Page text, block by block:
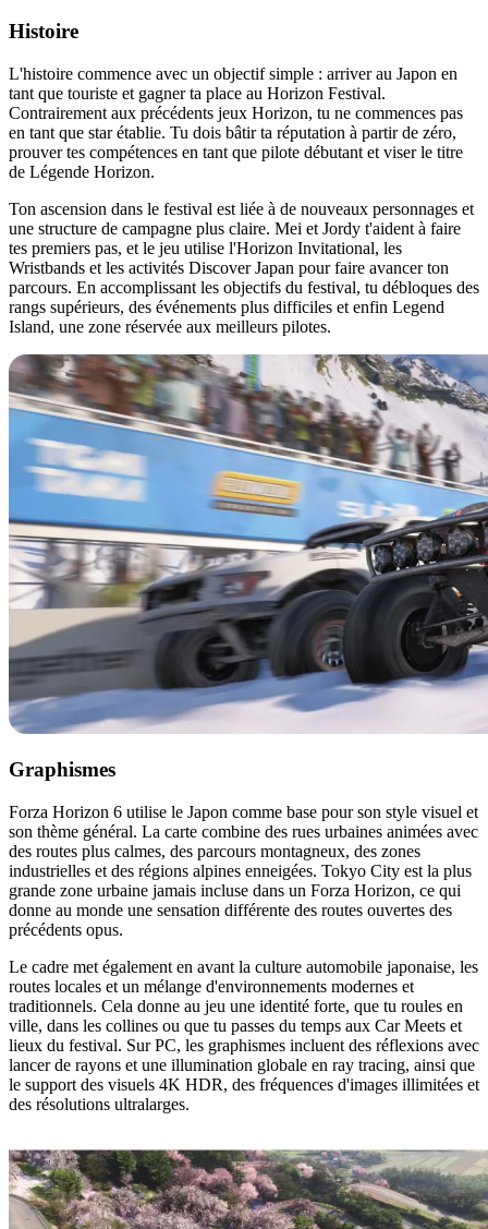
Histoire
L'histoire commence avec un objectif simple : arriver au Japon en
tant que touriste et gagner ta place au Horizon Festival.
Contrairement aux précédents jeux Horizon, tu ne commences pas
en tant que star établie. Tu dois bâtir ta réputation à partir de zéro,
prouver tes compétences en tant que pilote débutant et viser le titre
de Légende Horizon.
Ton ascension dans le festival est liée à de nouveaux personnages et
une structure de campagne plus claire. Mei et Jordy t'aident à faire
tes premiers pas, et le jeu utilise l'Horizon Invitational, les
Wristbands et les activités Discover Japan pour faire avancer ton
parcours. En accomplissant les objectifs du festival, tu débloques des
rangs supérieurs, des événements plus difficiles et enfin Legend
Island, une zone réservée aux meilleurs pilotes.
Graphismes
Forza Horizon 6 utilise le Japon comme base pour son style visuel et
son thème général. La carte combine des rues urbaines animées avec
des routes plus calmes, des parcours montagneux, des zones
industrielles et des régions alpines enneigées. Tokyo City est la plus
grande zone urbaine jamais incluse dans un Forza Horizon, ce qui
donne au monde une sensation différente des routes ouvertes des
précédents opus.
Le cadre met également en avant la culture automobile japonaise, les
routes locales et un mélange d'environnements modernes et
traditionnels. Cela donne au jeu une identité forte, que tu roules en
ville, dans les collines ou que tu passes du temps aux Car Meets et
lieux du festival. Sur PC, les graphismes incluent des réflexions avec
lancer de rayons et une illumination globale en ray tracing, ainsi que
le support des visuels 4K HDR, des fréquences d'images illimitées et
des résolutions ultralarges.